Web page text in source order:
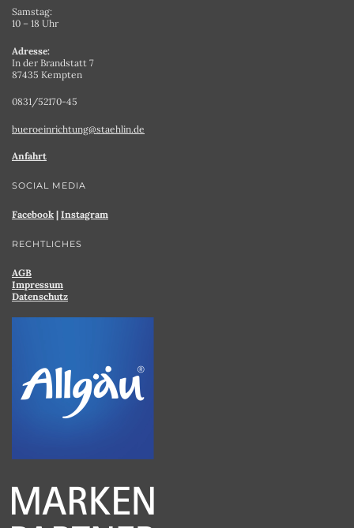
Samstag:
10 – 18 Uhr
Adresse:
In der Brandstatt 7
87435 Kempten
0831/52170-45
bueroeinrichtung@staehlin.de
Anfahrt
SOCIAL MEDIA
Facebook | Instagram
RECHTLICHES
AGB
Impressum
Datenschutz